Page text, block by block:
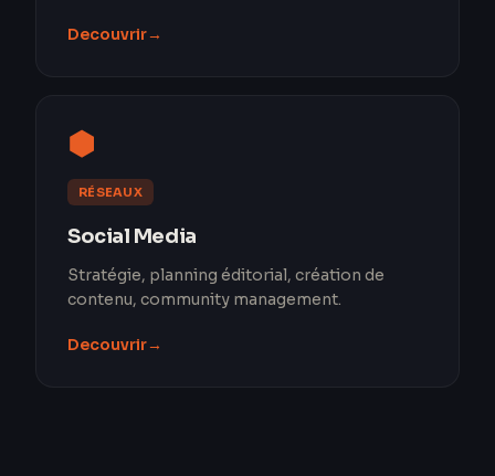
Decouvrir→
⬢
RÉSEAUX
Social Media
Stratégie, planning éditorial, création de
contenu, community management.
Decouvrir→